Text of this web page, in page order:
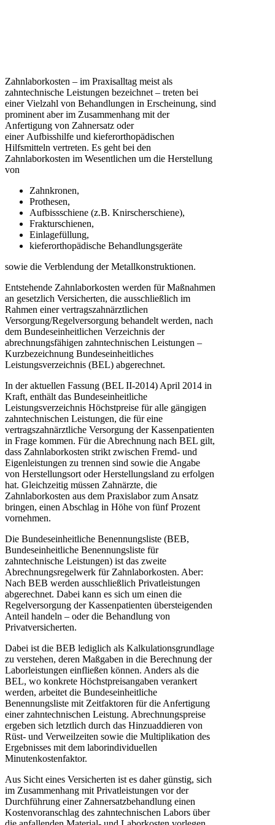
Zahnlaborkosten – im Praxisalltag meist als
zahntechnische Leistungen bezeichnet – treten bei
einer Vielzahl von Behandlungen in Erscheinung, sind
prominent aber im Zusammenhang mit der
Anfertigung von Zahnersatz oder
einer Aufbisshilfe und kieferorthopädischen
Hilfsmitteln vertreten. Es geht bei den
Zahnlaborkosten im Wesentlichen um die Herstellung
von
Zahnkronen,
Prothesen,
Aufbissschiene (z.B. Knirscherschiene),
Frakturschienen,
Einlagefüllung,
kieferorthopädische Behandlungsgeräte
sowie die Verblendung der Metallkonstruktionen.
Entstehende Zahnlaborkosten werden für Maßnahmen
an gesetzlich Versicherten, die ausschließlich im
Rahmen einer vertragszahnärztlichen
Versorgung/Regelversorgung behandelt werden, nach
dem Bundeseinheitlichen Verzeichnis der
abrechnungsfähigen zahntechnischen Leistungen –
Kurzbezeichnung Bundeseinheitliches
Leistungsverzeichnis (BEL) abgerechnet.
In der aktuellen Fassung (BEL II-2014) April 2014 in
Kraft, enthält das Bundeseinheitliche
Leistungsverzeichnis Höchstpreise für alle gängigen
zahntechnischen Leistungen, die für eine
vertragszahnärztliche Versorgung der Kassenpatienten
in Frage kommen. Für die Abrechnung nach BEL gilt,
dass Zahnlaborkosten strikt zwischen Fremd- und
Eigenleistungen zu trennen sind sowie die Angabe
von Herstellungsort oder Herstellungsland zu erfolgen
hat. Gleichzeitig müssen Zahnärzte, die
Zahnlaborkosten aus dem Praxislabor zum Ansatz
bringen, einen Abschlag in Höhe von fünf Prozent
vornehmen.
Die Bundeseinheitliche Benennungsliste (BEB,
Bundeseinheitliche Benennungsliste für
zahntechnische Leistungen) ist das zweite
Abrechnungsregelwerk für Zahnlaborkosten. Aber:
Nach BEB werden ausschließlich Privatleistungen
abgerechnet. Dabei kann es sich um einen die
Regelversorgung der Kassenpatienten übersteigenden
Anteil handeln – oder die Behandlung von
Privatversicherten.
Dabei ist die BEB lediglich als Kalkulationsgrundlage
zu verstehen, deren Maßgaben in die Berechnung der
Laborleistungen einfließen können. Anders als die
BEL, wo konkrete Höchstpreisangaben verankert
werden, arbeitet die Bundeseinheitliche
Benennungsliste mit Zeitfaktoren für die Anfertigung
einer zahntechnischen Leistung. Abrechnungspreise
ergeben sich letztlich durch das Hinzuaddieren von
Rüst- und Verweilzeiten sowie die Multiplikation des
Ergebnisses mit dem laborindividuellen
Minutenkostenfaktor.
Aus Sicht eines Versicherten ist es daher günstig, sich
im Zusammenhang mit Privatleistungen vor der
Durchführung einer Zahnersatzbehandlung einen
Kostenvoranschlag des zahntechnischen Labors über